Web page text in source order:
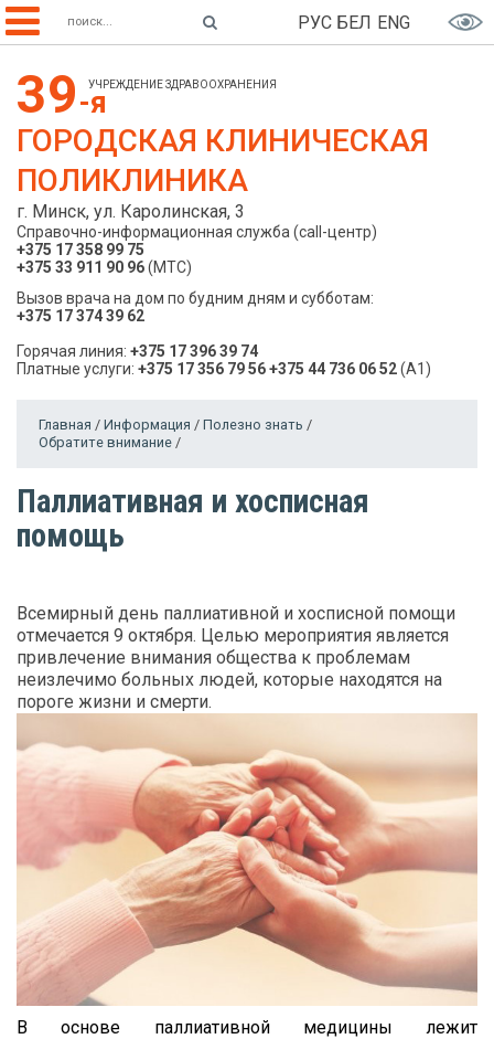
РУС БЕЛ ENG
39-я
УЧРЕЖДЕНИЕ ЗДРАВООХРАНЕНИЯ
ГОРОДСКАЯ КЛИНИЧЕСКАЯ
ПОЛИКЛИНИКА
г. Минск, ул. Каролинская, 3
Справочно-информационная служба (call-центр)
+375 17 358 99 75
+375 33 911 90 96(МТС)
Вызов врача на дом по будним дням и субботам:
+375 17 374 39 62
Горячая линия: +375 17 396 39 74
Платные услуги: +375 17 356 79 56+375 44 736 06 52(A1)
Главная / Информация / Полезно знать /
Обратите внимание /
Паллиативная и хосписная
помощь
Всемирный день паллиативной и хосписной помощи
отмечается 9 октября. Целью мероприятия является
привлечение внимания общества к проблемам
неизлечимо больных людей, которые находятся на
пороге жизни и смерти.
В основе паллиативной медицины лежит